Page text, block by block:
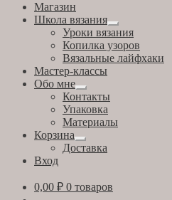
Магазин
Школа вязания
Развернутое
вложенное
меню
Уроки вязания
Копилка узоров
Вязальные лайфхаки
Мастер-классы
Обо мне
Развернутое
вложенное
меню
Контакты
Упаковка
Материалы
Корзина
Развернутое
вложенное
Доставка
Вход
0,00 ₽ 0 товаров